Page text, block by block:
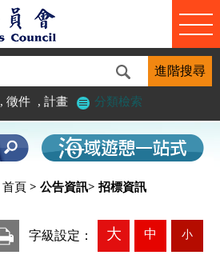
, 徵件 , 計畫 分類檢索
首頁 > 公告資訊> 招標資訊
字級設定： 大 中 小